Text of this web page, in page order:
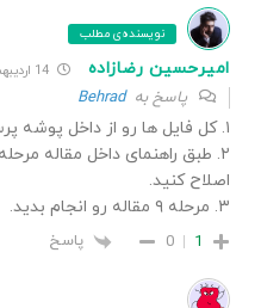
نویسنده‌ی مطلب
امیرحسین رضازاده 14 اردیبهشت 1397 17:09
پاسخ بهBehrad
۱. کل فایل ها رو از داخل پوشه پرستا move کنید داخل public_html
اصلاح کنید.
۳. مرحله ۹ مقاله رو انجام بدید.
1
0 پاسخ